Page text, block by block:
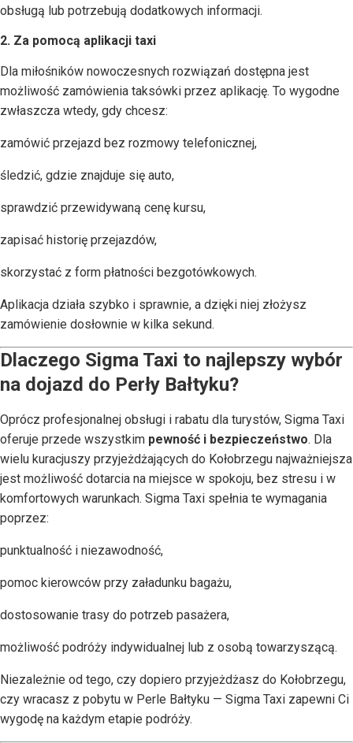
obsługą lub potrzebują dodatkowych informacji.
2. Za pomocą aplikacji taxi
Dla miłośników nowoczesnych rozwiązań dostępna jest
możliwość zamówienia taksówki przez aplikację. To wygodne
zwłaszcza wtedy, gdy chcesz:
zamówić przejazd bez rozmowy telefonicznej,
śledzić, gdzie znajduje się auto,
sprawdzić przewidywaną cenę kursu,
zapisać historię przejazdów,
skorzystać z form płatności bezgotówkowych.
Aplikacja działa szybko i sprawnie, a dzięki niej złożysz
zamówienie dosłownie w kilka sekund.
Dlaczego Sigma Taxi to najlepszy wybór
na dojazd do Perły Bałtyku?
Oprócz profesjonalnej obsługi i rabatu dla turystów, Sigma Taxi
oferuje przede wszystkim pewność i bezpieczeństwo. Dla
wielu kuracjuszy przyjeżdżających do Kołobrzegu najważniejsza
jest możliwość dotarcia na miejsce w spokoju, bez stresu i w
komfortowych warunkach. Sigma Taxi spełnia te wymagania
poprzez:
punktualność i niezawodność,
pomoc kierowców przy załadunku bagażu,
dostosowanie trasy do potrzeb pasażera,
możliwość podróży indywidualnej lub z osobą towarzyszącą.
Niezależnie od tego, czy dopiero przyjeżdżasz do Kołobrzegu,
czy wracasz z pobytu w Perle Bałtyku — Sigma Taxi zapewni Ci
wygodę na każdym etapie podróży.